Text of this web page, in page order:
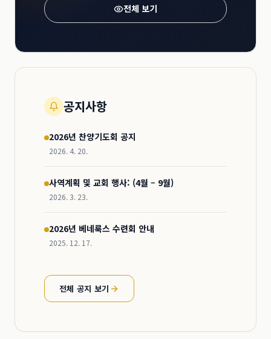
전체 보기
공지사항
2026년 찬양기도회 공지
2026. 4. 20.
사역계획 및 교회 행사: (4월 – 9월)
2026. 3. 23.
2026년 베네룩스 수련회 안내
2025. 12. 17.
전체 공지 보기